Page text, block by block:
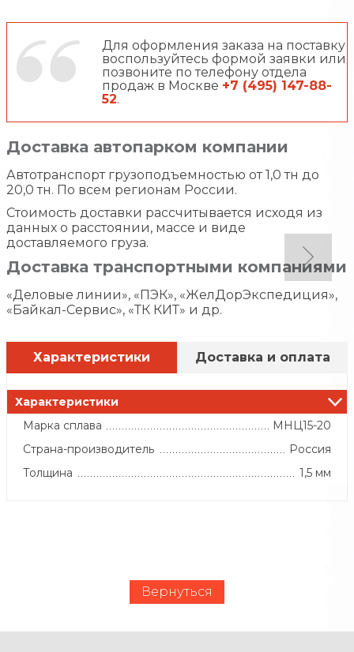
Для оформления заказа на поставку
воспользуйтесь формой заявки или
позвоните по телефону отдела
продаж в Москве +7 (495) 147-88-
52.
Доставка автопарком компании
Автотранспорт грузоподъемностью от 1,0 тн до
20,0 тн. По всем регионам России.
Стоимость доставки рассчитывается исходя из
данных о расстоянии, массе и виде
доставляемого груза.
Доставка транспортными компаниями
«Деловые линии», «ПЭК», «ЖелДорЭкспедиция»,
«Байкал-Сервис», «ТК КИТ» и др.
Характеристики Доставка и оплата
Характеристики
Марка сплава
МНЦ15-20
Страна-производитель
Россия
Толщина
1,5 мм
Вернуться